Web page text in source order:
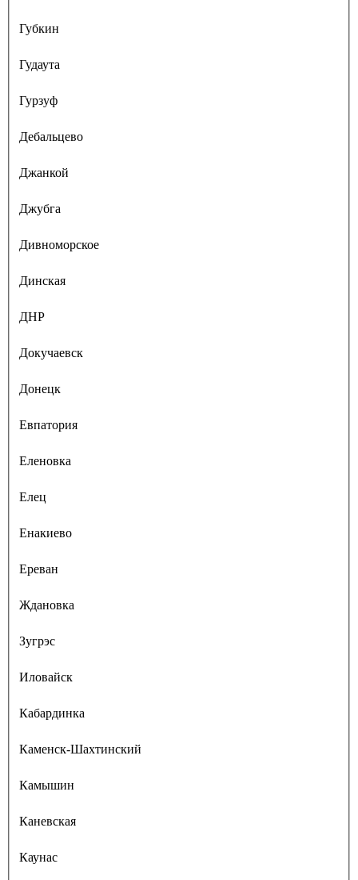
Губкин
Гудаута
Гурзуф
Дебальцево
Джанкой
Джубга
Дивноморское
Динская
ДНР
Докучаевск
Донецк
Евпатория
Еленовка
Елец
Енакиево
Ереван
Ждановка
Зугрэс
Иловайск
Кабардинка
Каменск-Шахтинский
Камышин
Каневская
Каунас